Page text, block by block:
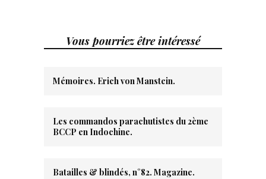
Vous pourriez être intéressé
Mémoires. Erich von Manstein.
Les commandos parachutistes du 2ème
BCCP en Indochine.
Batailles & blindés, n°82. Magazine.